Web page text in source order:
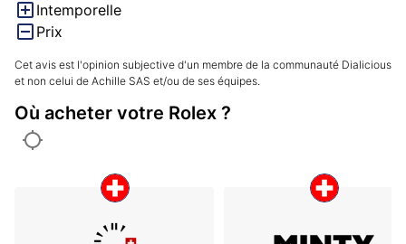
Intemporelle
Prix
Cet avis est l'opinion subjective d'un membre de la communauté Dialicious
et non celui de Achille SAS et/ou de ses équipes.
Où acheter votre Rolex ?